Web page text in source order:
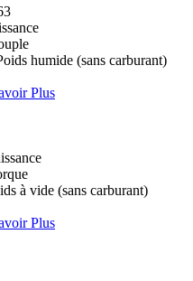
humide (sans carburant)
Plus
à vide (sans carburant)
Plus